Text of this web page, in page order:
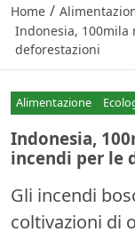
Home /
Indonesia, 100mila
deforestazioni
Alimentazione
Indonesia,
incendi per le
Gli incendi
coltivazioni di